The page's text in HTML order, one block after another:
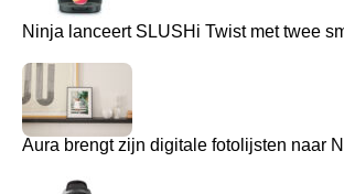
Ninja lanceert SLUSHi Twist met twee
Aura brengt zijn digitale fotolijsten naar